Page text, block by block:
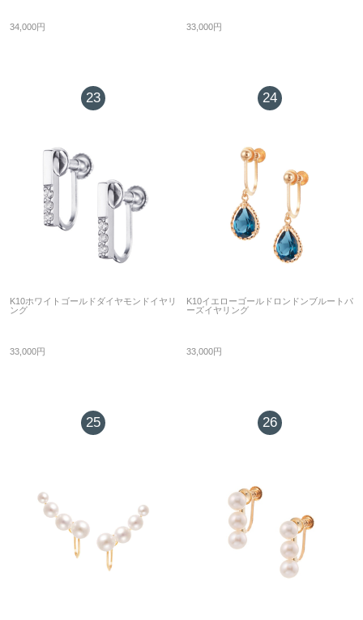
34,000円 33,000円
23
K10ホワイトゴールドダイヤモンドイヤリ
ング
33,000円
24
K10イエローゴールドロンドンブルートパ
ーズイヤリング
33,000円
25 26